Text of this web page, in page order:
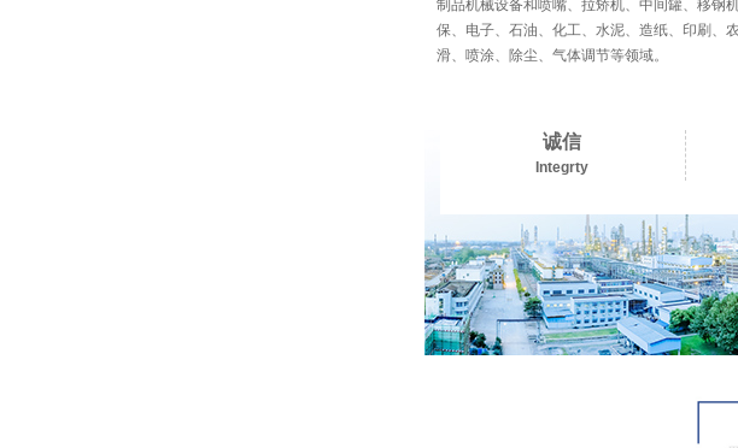
制品机械设备和喷嘴、拉矫机、中间罐、移钢
保、电子、石油、化工、水泥、造纸、印刷、
滑、喷涂、除尘、气体调节等领域。
诚信
Integrty